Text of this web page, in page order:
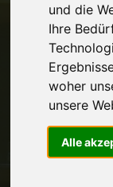
und die
Ihre
woher
unsere
Alle